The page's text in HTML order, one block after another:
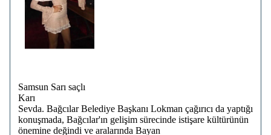
Samsun Sarı saçlı
Karı
Sevda. Bağcılar Belediye Başkanı Lokman çağırıcı da yaptığı
konuşmada, Bağcılar'ın gelişim sürecinde istişare kültürünün
önemine değindi ve aralarında Bayan